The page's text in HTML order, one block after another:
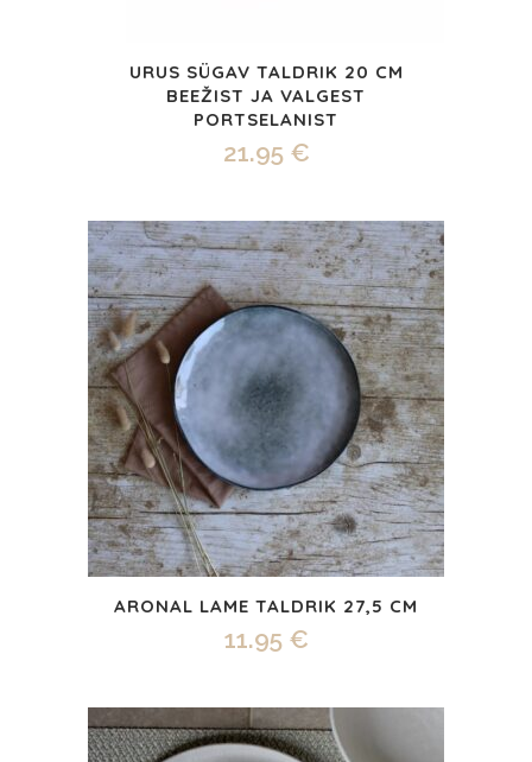
URUS SÜGAV TALDRIK 20 CM
BEEŽIST JA VALGEST
PORTSELANIST
21.95 €
ARONAL LAME TALDRIK 27,5 CM
11.95 €